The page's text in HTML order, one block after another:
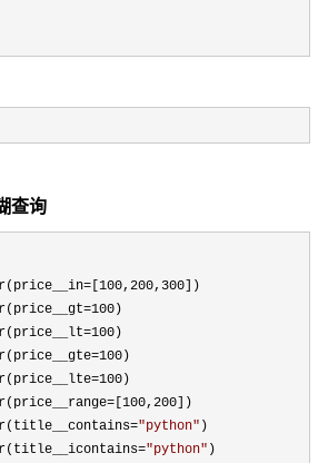
查询
])
=100)
=100)
=100)
=100)
=[100,200])
="python" )
="python" )